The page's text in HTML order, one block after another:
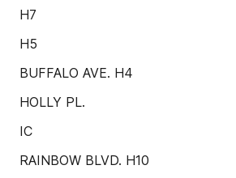
H7
H5
BUFFALO AVE. H4
HOLLY PL.
IC
RAINBOW BLVD. H10